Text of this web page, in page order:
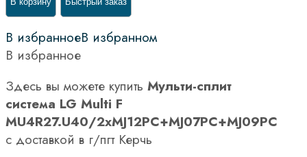
В избранноеВ избранном
В избранное
Здесь вы можете купить Мульти-сплит
система LG Multi F
MU4R27.U40/2хMJ12PC+MJ07PC+MJ09PC
с доставкой в г/пгт Керчь